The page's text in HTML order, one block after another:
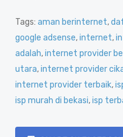
Tags: aman berinternet,
google adsense,internet,
adalah,internet provider
utara,internet provider
internet provider terbaik,
isp murah di bekasi,isp